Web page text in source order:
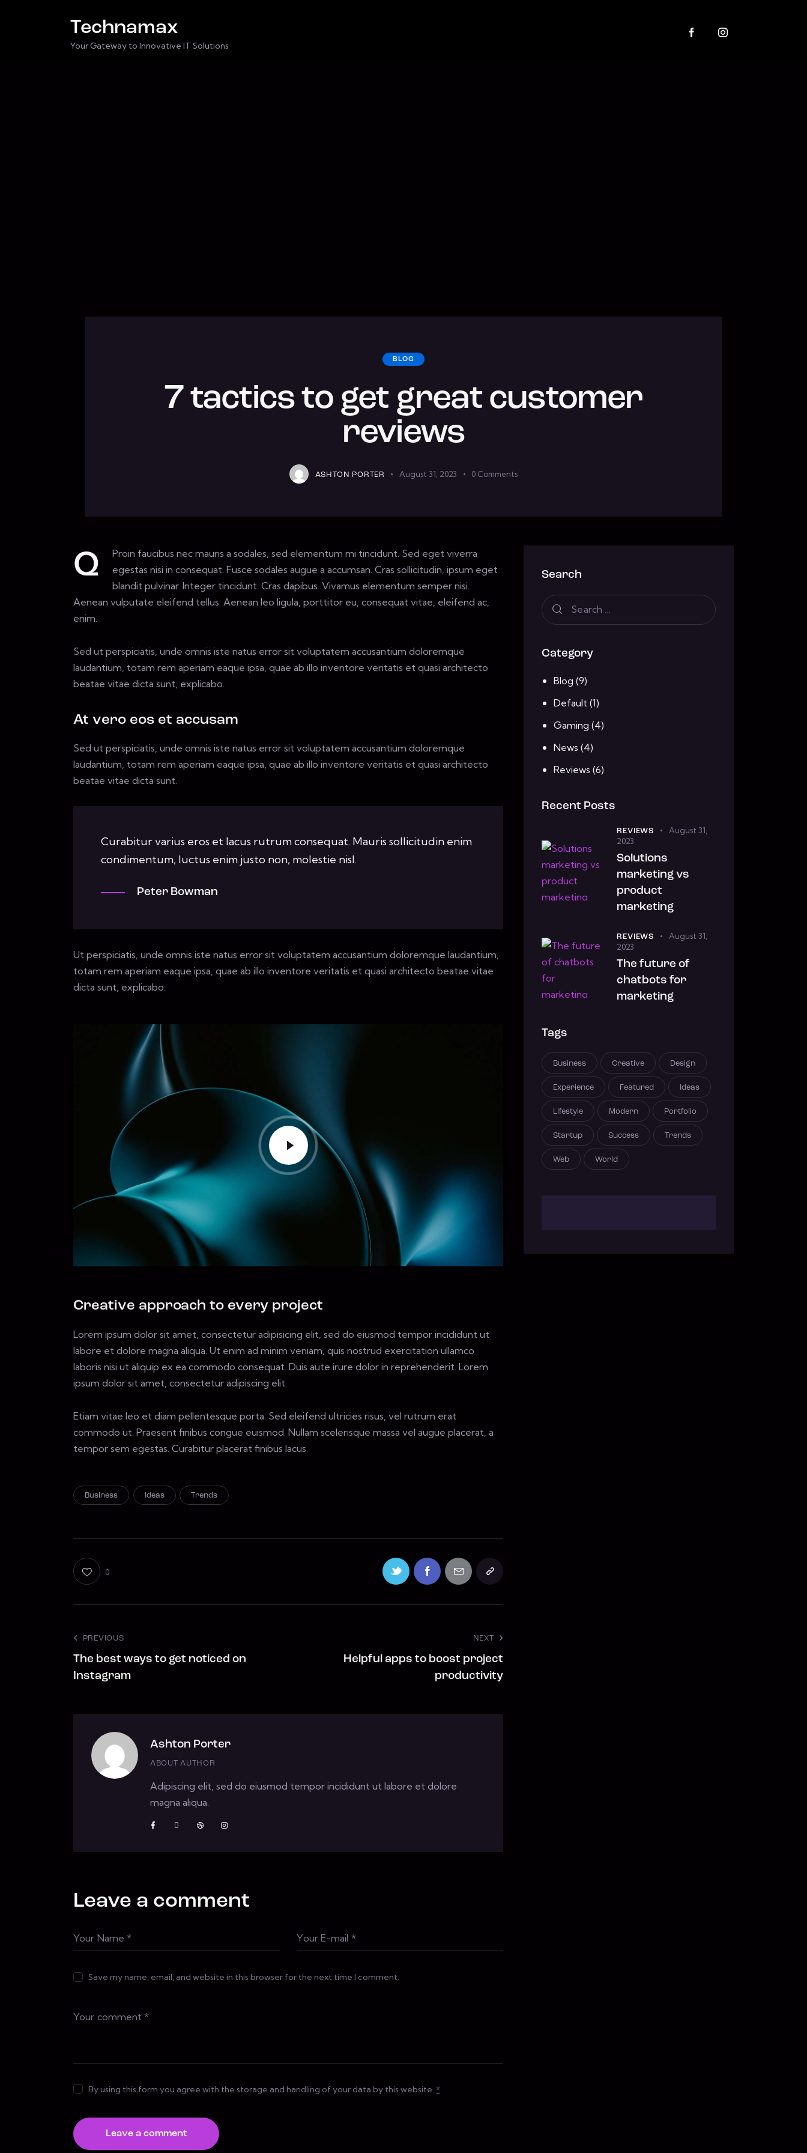
Technamax
Your Gateway to Innovative IT Solutions
BLOG
7 tactics to get great customer
reviews
ASHTON PORTER August 31, 2023 0 Comments
Q
Proin faucibus nec mauris a sodales, sed elementum mi tincidunt. Sed eget viverra
egestas nisi in consequat. Fusce sodales augue a accumsan. Cras sollicitudin, ipsum eget
blandit pulvinar. Integer tincidunt. Cras dapibus. Vivamus elementum semper nisi.
Aenean vulputate eleifend tellus. Aenean leo ligula, porttitor eu, consequat vitae, eleifend ac,
enim.
Sed ut perspiciatis, unde omnis iste natus error sit voluptatem accusantium doloremque
laudantium, totam rem aperiam eaque ipsa, quae ab illo inventore veritatis et quasi architecto
beatae vitae dicta sunt, explicabo.
At vero eos et accusam
Sed ut perspiciatis, unde omnis iste natus error sit voluptatem accusantium doloremque
laudantium, totam rem aperiam eaque ipsa, quae ab illo inventore veritatis et quasi architecto
beatae vitae dicta sunt.
Curabitur varius eros et lacus rutrum consequat. Mauris sollicitudin enim
condimentum, luctus enim justo non, molestie nisl.
Peter Bowman
Ut perspiciatis, unde omnis iste natus error sit voluptatem accusantium doloremque laudantium,
totam rem aperiam eaque ipsa, quae ab illo inventore veritatis et quasi architecto beatae vitae
dicta sunt, explicabo.
Creative approach to every project
Lorem ipsum dolor sit amet, consectetur adipisicing elit, sed do eiusmod tempor incididunt ut
labore et dolore magna aliqua. Ut enim ad minim veniam, quis nostrud exercitation ullamco
laboris nisi ut aliquip ex ea commodo consequat. Duis aute irure dolor in reprehenderit. Lorem
ipsum dolor sit amet, consectetur adipiscing elit.
Etiam vitae leo et diam pellentesque porta. Sed eleifend ultricies risus, vel rutrum erat
commodo ut. Praesent finibus congue euismod. Nullam scelerisque massa vel augue placerat, a
tempor sem egestas. Curabitur placerat finibus lacus.
Business Ideas Trends
0
PREVIOUS
The best ways to get noticed on
Instagram
NEXT
Helpful apps to boost project
productivity
Ashton Porter
ABOUT AUTHOR
Adipiscing elit, sed do eiusmod tempor incididunt ut labore et dolore
magna aliqua.
Leave a comment
Save my name, email, and website in this browser for the next time I comment.
By using this form you agree with the storage and handling of your data by this website.*
Search
Category
Blog (9)
Default(1)
Gaming (4)
News (4)
Reviews (6)
Recent Posts
REVIEWS
August 31,
2023
Solutions
marketing vs
product
marketing
REVIEWS
August 31,
2023
The future of
chatbots for
marketing
Tags
Business Creative Design
Experience Featured Ideas
Lifestyle Modern Portfolio
Startup Success Trends
Web World